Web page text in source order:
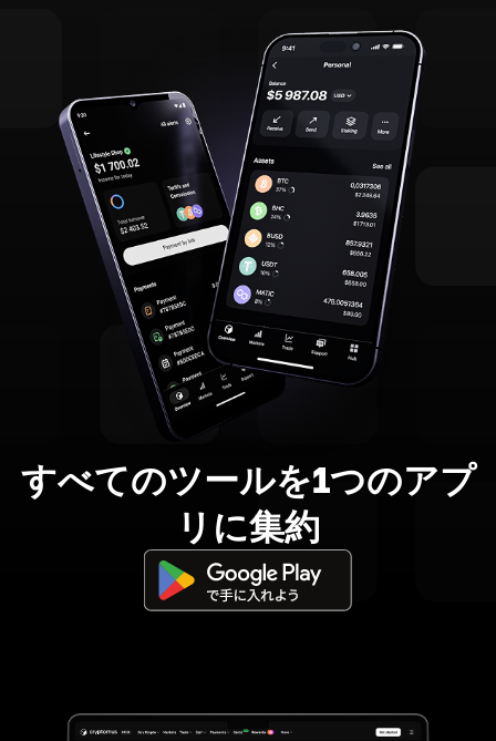
すべてのツールを1つのアプ
リに集約